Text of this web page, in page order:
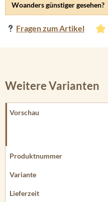
Woanders günstiger gesehen?
Fragen zum Artikel
Weitere Varianten